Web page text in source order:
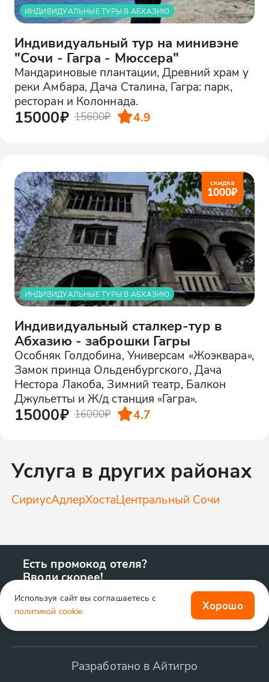
ИНДИВИДУАЛЬНЫЕ ТУРЫ В АБХАЗИЮ
Индивидуальный тур на минивэне
"Сочи - Гагра - Мюссера"
Мандариновые плантации, Древний храм у
реки Амбара, Дача Сталина, Гагра: парк,
ресторан и Колоннада.
15000₽ 15600₽ 4.9
скидка
1000₽
ИНДИВИДУАЛЬНЫЕ ТУРЫ В АБХАЗИЮ
Индивидуальный сталкер-тур в
Абхазию - заброшки Гагры
Особняк Голдобина, Универсам «Жоэквара»,
Замок принца Ольденбургского, Дача
Нестора Лакоба, Зимний театр, Балкон
Джульетты и Ж/д станция «Гагра».
15000₽ 16000₽ 4.7
Услуга в других районах
СириусАдлерХостаЦентральный Сочи
Есть промокод отеля?
Вводи скорее!
Разработано в Айтигро
Используя сайт вы соглашаетесь с
политикой cookie
Хорошо